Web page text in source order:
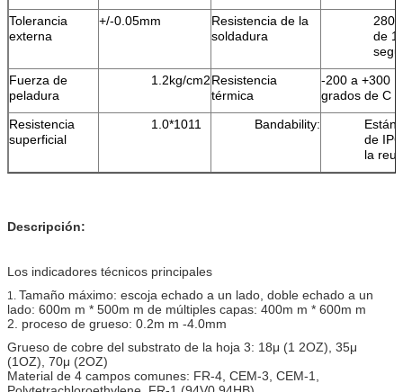
Tolerancia
externa
+/-0.05mm
Resistencia de la
soldadura
280
de
Fuerza de
peladura
1.2kg/cm2Resistencia
térmica
-200 a +300
grados de C
Resistencia
superficial
1.0*1011 Bandability:
de
la
Descripción:
Los indicadores técnicos principales
1. Tamaño máximo: escoja echado a un lado, doble echado a un
lado: 600m m * 500m m de múltiples capas: 400m m * 600m m
2. proceso de grueso: 0.2m m -4.0mm
Grueso de cobre del substrato de la hoja 3: 18μ (1 2OZ), 35μ
(1OZ), 70μ (2OZ)
Material de 4 campos comunes: FR-4, CEM-3, CEM-1,